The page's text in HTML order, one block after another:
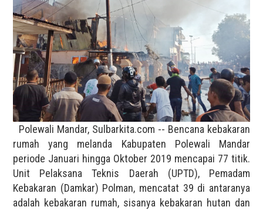
Polewali Mandar, Sulbarkita.com -- Bencana kebakaran
rumah yang melanda Kabupaten Polewali Mandar
periode Januari hingga Oktober 2019 mencapai 77 titik.
Unit Pelaksana Teknis Daerah (UPTD), Pemadam
Kebakaran (Damkar) Polman, mencatat 39 di antaranya
adalah kebakaran rumah, sisanya kebakaran hutan dan